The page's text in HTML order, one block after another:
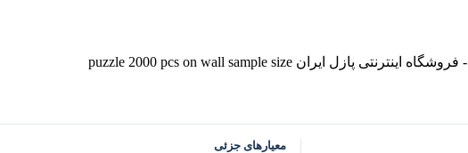
معیارهای جزئی